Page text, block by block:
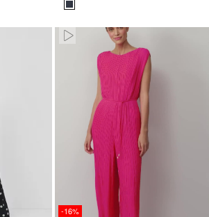
Paused • Muted
-16%